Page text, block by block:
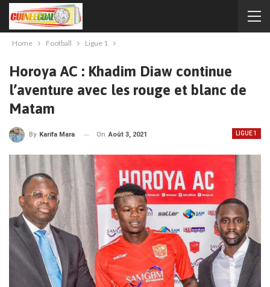
Home Football Ligue 1
Horoya AC : Khadim Diaw continue
l’aventure avec les rouge et blanc de
Matam
LIGUE 1
By Karifa Mara On Août 3, 2021